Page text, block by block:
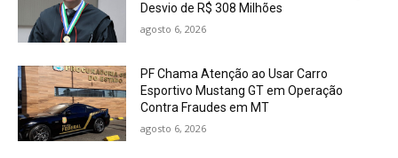
Desvio de R$ 308 Milhões
agosto 6, 2026
PF Chama Atenção ao Usar Carro
Esportivo Mustang GT em Operação
Contra Fraudes em MT
agosto 6, 2026